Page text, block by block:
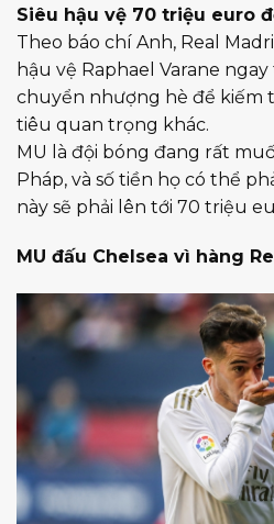
Siêu hậu vệ 70 triệu euro
Theo báo chí Anh, Real
hậu vệ Raphael Varane
chuyển nhượng hè để kiếm
tiêu quan trọng khác.
MU là đội bóng đang rất
Pháp, và số tiền họ có thể
này sẽ phải lên tới 70 triệu
MU đấu Chelsea vì hàng